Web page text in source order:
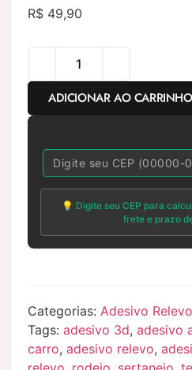
R$ 49,90
ADICIONAR AO CARRINHO
💡 Digite seu CEP para
frete e prazo
Categorias: Adesivo
Tags: adesivo 3d, adesivo
carro, adesivo relevo,